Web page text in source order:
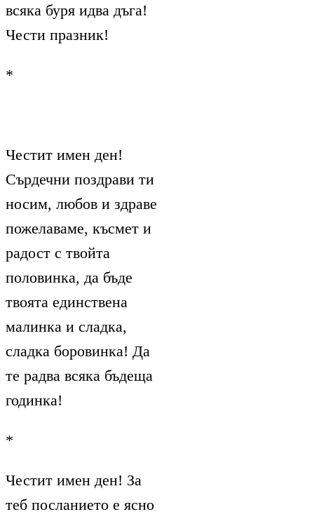
всяка буря идва дъга!
Чести празник!
*
Честит имен ден!
Сърдечни поздрави ти
носим, любов и здраве
пожелаваме, късмет и
радост с твойта
половинка, да бъде
твоята единствена
малинка и сладка,
сладка боровинка! Да
те радва всяка бъдеща
годинка!
*
Честит имен ден! За
теб посланието е ясно